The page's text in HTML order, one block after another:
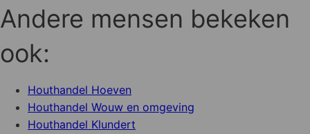
Andere mensen bekeken
ook:
Houthandel Hoeven
Houthandel Wouw en omgeving
Houthandel Klundert